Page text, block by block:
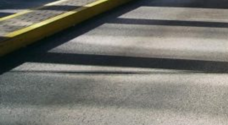
Área de clientes